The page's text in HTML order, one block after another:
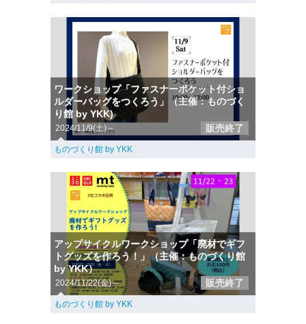
ワークショップ「ファスナーポケット付ショ
ルダーバッグをつくろう」（主催：ものづく
り館 by YKK)
2024/11/9(土)～ 販売終了
ものづくり館 by YKK
アップサイクルワークショップ「廃材でギフ
トグッズを作ろう！」（主催：ものづくり館
by YKK）
2024/11/22(金)～ 販売終了
ものづくり館 by YKK